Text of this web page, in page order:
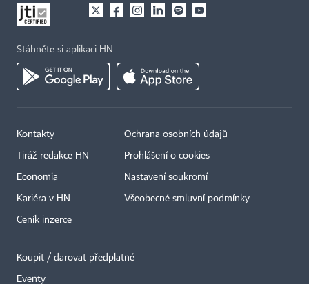
Stáhněte si aplikaci HN
Kontakty
Tiráž redakce HN
Economia
Kariéra v HN
Ceník inzerce
Ochrana osobních údajů
Prohlášení o cookies
Nastavení soukromí
Všeobecné smluvní podmínky
Koupit / darovat předplatné
Eventy